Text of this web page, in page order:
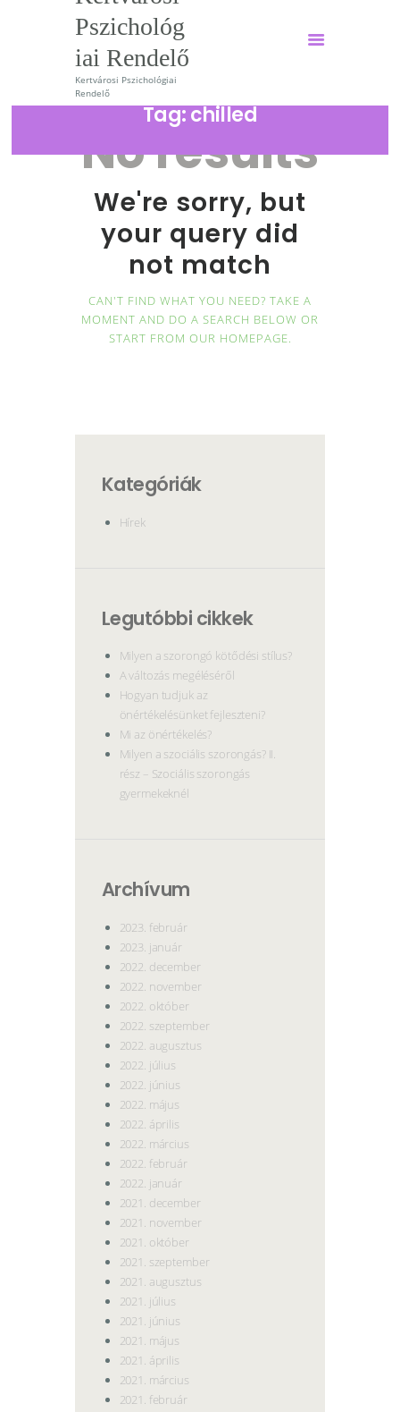
Pszichológ
iai Rendelő
Kertvárosi Pszichológiai
Rendelő
Tag: chilled
Kertvárosi Pszichológiai
Rendelő
Szolgáltatások
Szakembereink
Hírek
Tudomány
Kapcsolat
No results
We're sorry, but
your query did
not match
CAN'T FIND WHAT YOU NEED? TAKE A
MOMENT AND DO A SEARCH BELOW OR
START FROM OUR HOMEPAGE.
Kategóriák
Hírek
Legutóbbi cikkek
Milyen a szorongó kötődési stílus?
A változás megéléséről
Hogyan tudjuk az
önértékelésünket fejleszteni?
Mi az önértékelés?
Milyen a szociális szorongás? II.
rész – Szociális szorongás
gyermekeknél
Archívum
2023. február
2023. január
2022. december
2022. november
2022. október
2022. szeptember
2022. augusztus
2022. július
2022. június
2022. május
2022. április
2022. március
2022. február
2022. január
2021. december
2021. november
2021. október
2021. szeptember
2021. augusztus
2021. július
2021. június
2021. május
2021. április
2021. március
2021. február